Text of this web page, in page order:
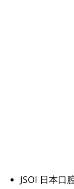
JSOI 日本口